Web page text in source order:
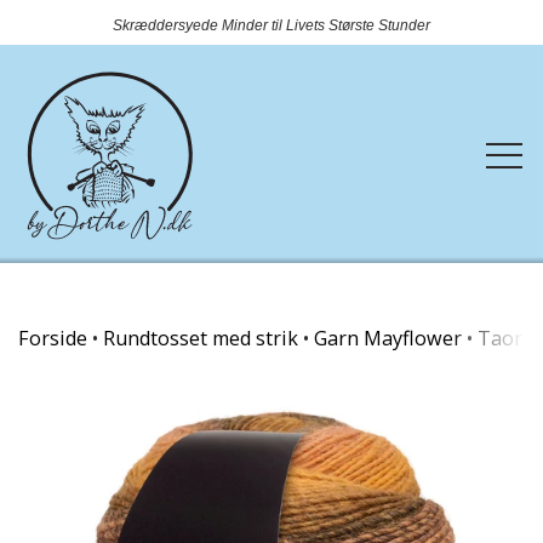
Skræddersyede Minder til Livets Største Stunder
Forside
Webshop
Rundtosset med strik
OUTLET
Nyheder
Kontakt
Forside Rundtosset med strik Garn Mayflower